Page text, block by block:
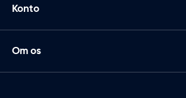
Konto
Om os